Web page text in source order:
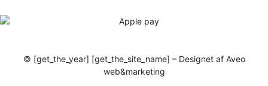
© [get_the_year] [get_the_site_name] – Designet af Aveo
web&marketing